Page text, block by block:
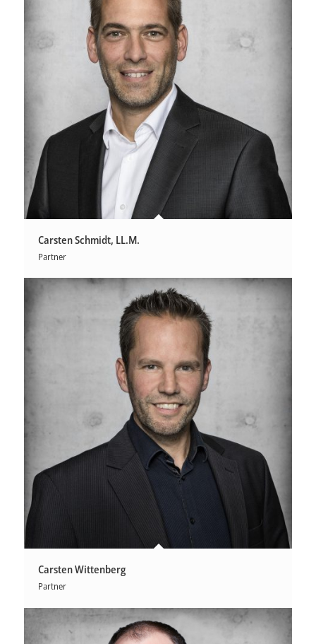
Carsten Schmidt, LL.M.
Partner
Carsten Wittenberg
Partner